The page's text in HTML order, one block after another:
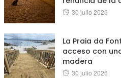
Posted
30 julio 2026
La Praia da
acceso con
madera
Posted
30 julio 2026